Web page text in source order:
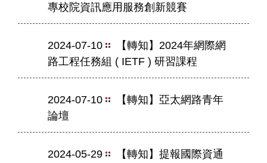
專校院資訊應用服務創新競賽
2024-07-10
【轉知】2024年網際網
路工程任務組 ( IETF ) 研習課程
2024-07-10
【轉知】亞太網路青年
論壇
2024-05-29
【轉知】提報國際資通